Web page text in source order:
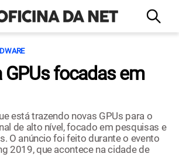
GPUs focadas em
está trazendo novas GPUs para o
de alto nível, focado em pesquisas e
O anúncio foi feito durante o evento
2019, que acontece na cidade de